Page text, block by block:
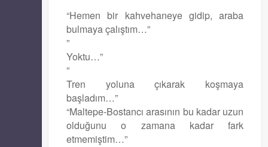
“Hemen bir kahvehaneye gidip, araba
bulmaya çalıştım…”
”
Yoktu…”
”
Tren yoluna çıkarak koşmaya
başladım…”
“Maltepe-Bostancı arasının bu kadar uzun
olduğunu o zamana kadar fark
etmemiştim…”